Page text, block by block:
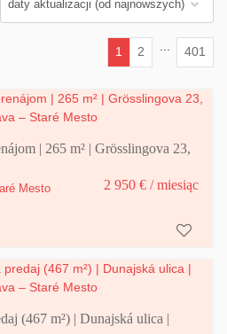
1
2 401
| 265 m² | Grösslingova 23,
Mesto
2 950 € / miesiąc
(467 m²) | Dunajská ulica |